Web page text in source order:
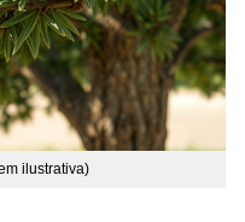
ilustrativa)